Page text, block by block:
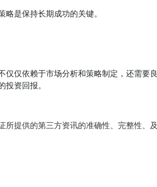
是保持长期成功的关键。
仅依赖于市场分析和策略制定，还需要
资回报。
提供的第三方资讯的准确性、完整性、